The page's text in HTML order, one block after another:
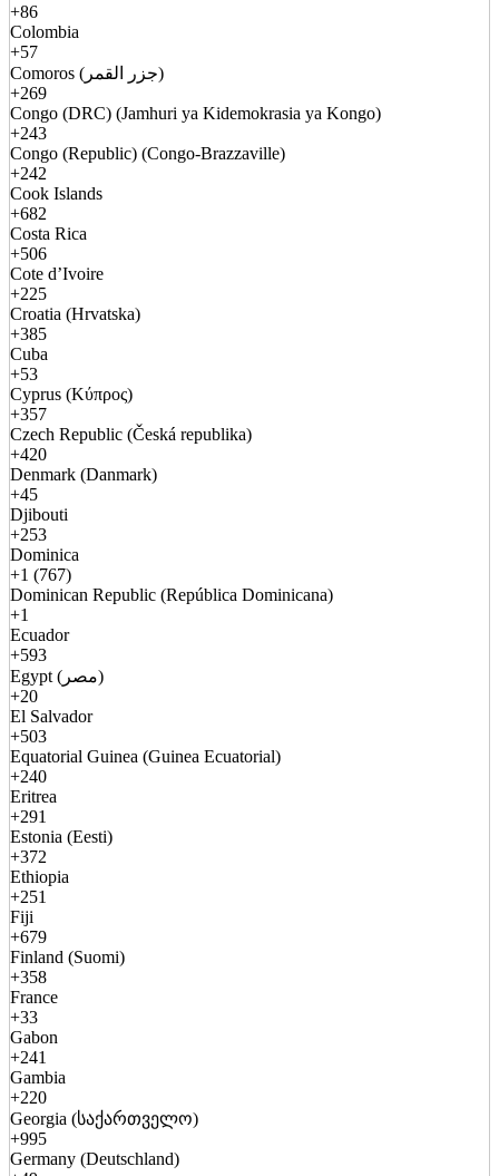
+86
Colombia
+57
Comoros (جزر القمر)
+269
Congo (DRC) (Jamhuri ya Kidemokrasia ya Kongo)
+243
Congo (Republic) (Congo-Brazzaville)
+242
Cook Islands
+682
Costa Rica
+506
Cote d’Ivoire
+225
Croatia (Hrvatska)
+385
Cuba
+53
Cyprus (Κύπρος)
+357
Czech Republic (Česká republika)
+420
Denmark (Danmark)
+45
Djibouti
+253
Dominica
+1 (767)
Dominican Republic (República Dominicana)
+1
Ecuador
+593
Egypt (مصر)
+20
El Salvador
+503
Equatorial Guinea (Guinea Ecuatorial)
+240
Eritrea
+291
Estonia (Eesti)
+372
Ethiopia
+251
Fiji
+679
Finland (Suomi)
+358
France
+33
Gabon
+241
Gambia
+220
Georgia (საქართველო)
+995
Germany (Deutschland)